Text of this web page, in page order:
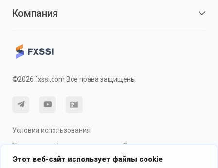
Этот веб-сайт использует файлы cookie
Компания
©2026 fxssi.com Все права защищены
Условия использования
Политика конфиденциальности
О рисках
Использование cookie